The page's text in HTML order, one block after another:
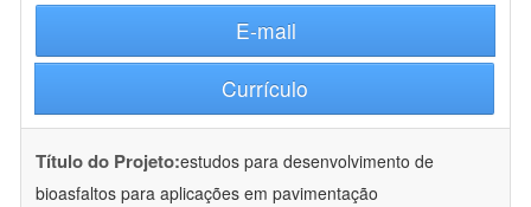
E-mail
Currículo
Título do Projeto:estudos para desenvolvimento de
bioasfaltos para aplicações em pavimentação